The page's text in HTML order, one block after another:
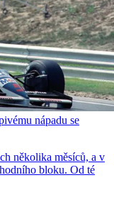
nápadu se
několika měsíců, a v
bloku. Od té